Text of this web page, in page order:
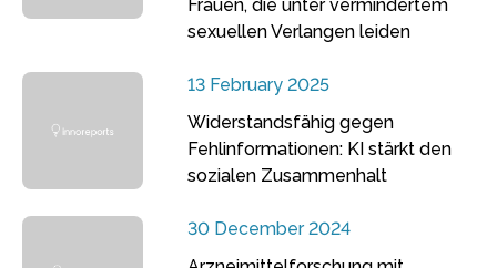
Frauen, die unter vermindertem
sexuellen Verlangen leiden
13 February 2025
Widerstandsfähig gegen
Fehlinformationen: KI stärkt den
sozialen Zusammenhalt
30 December 2024